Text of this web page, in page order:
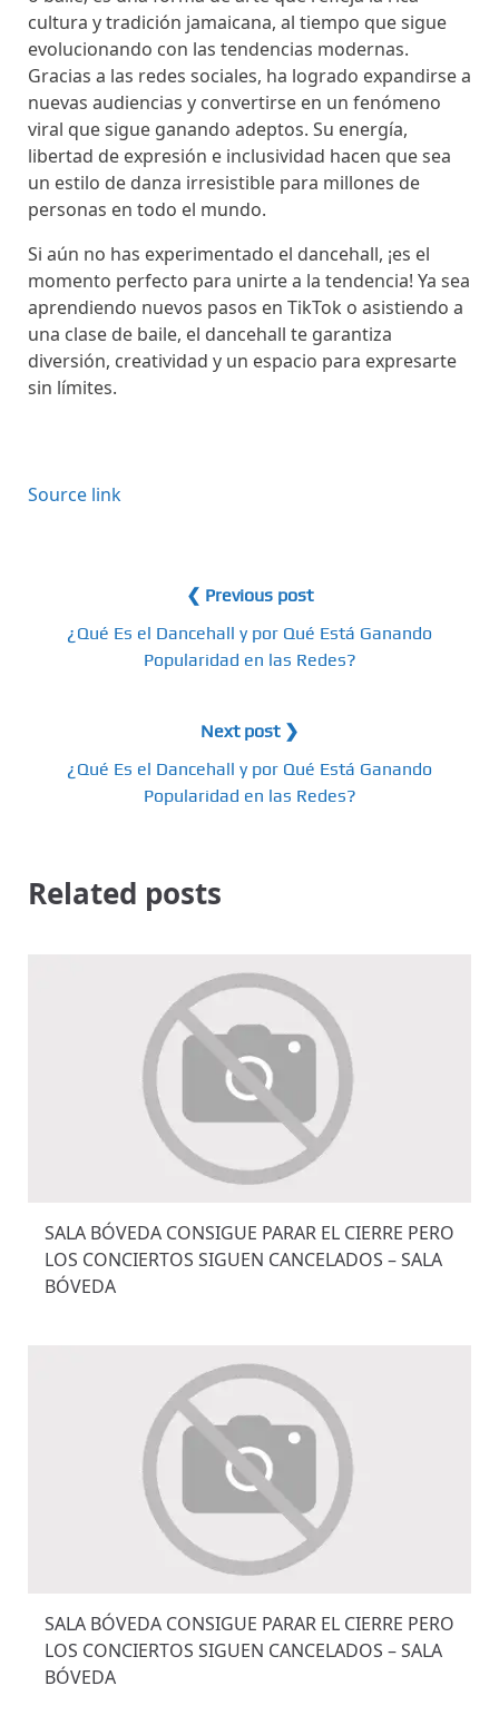
cultura y tradición jamaicana, al tiempo que sigue
evolucionando con las tendencias modernas.
Gracias a las redes sociales, ha logrado expandirse a
nuevas audiencias y convertirse en un fenómeno
viral que sigue ganando adeptos. Su energía,
libertad de expresión e inclusividad hacen que sea
un estilo de danza irresistible para millones de
personas en todo el mundo.
Si aún no has experimentado el dancehall, ¡es el
momento perfecto para unirte a la tendencia! Ya sea
aprendiendo nuevos pasos en TikTok o asistiendo a
una clase de baile, el dancehall te garantiza
diversión, creatividad y un espacio para expresarte
sin límites.
Source link
❮ Previous post
¿Qué Es el Dancehall y por Qué Está Ganando
Popularidad en las Redes?
Next post ❯
¿Qué Es el Dancehall y por Qué Está Ganando
Popularidad en las Redes?
Related posts
SALA BÓVEDA CONSIGUE PARAR EL CIERRE PERO
LOS CONCIERTOS SIGUEN CANCELADOS – SALA
BÓVEDA
SALA BÓVEDA CONSIGUE PARAR EL CIERRE PERO
LOS CONCIERTOS SIGUEN CANCELADOS – SALA
BÓVEDA